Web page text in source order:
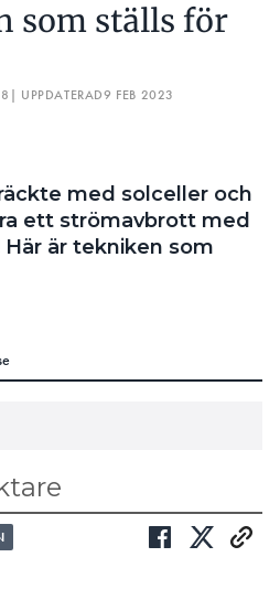
som ställs för
| UPPDATERAD9 FEB 2023
med solceller och
ett strömavbrott med
är tekniken som
ha ström för att fungera,